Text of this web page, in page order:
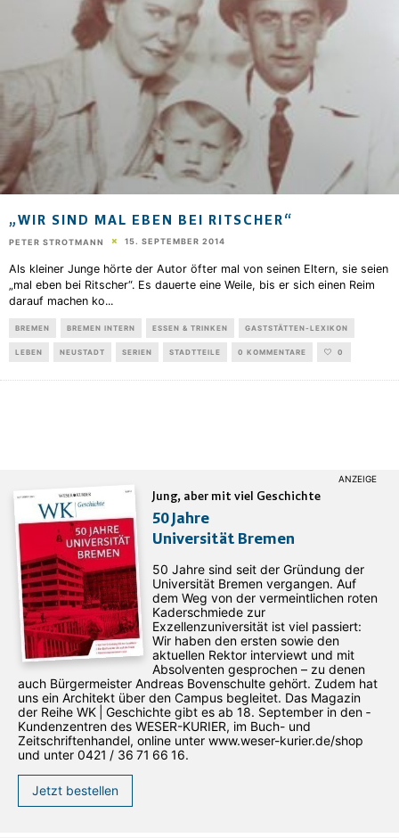
„WIR SIND MAL EBEN BEI RITSCHER“
PETER STROTMANN 15. SEPTEMBER 2014
Als kleiner Junge hörte der Autor öfter mal von seinen Eltern, sie seien
„mal eben bei Ritscher“. Es dauerte eine Weile, bis er sich einen Reim
darauf machen ko...
BREMEN BREMEN INTERN ESSEN & TRINKEN GASTSTÄTTEN-LEXIKON
LEBEN NEUSTADT SERIEN STADTTEILE 0 KOMMENTARE 0
Jung, aber mit viel Geschichte
50 Jahre
Universität Bremen
50 Jahre sind seit der Gründung der
Universität Bremen vergangen. Auf
dem Weg von der vermeintlichen roten
Kaderschmiede zur
Exzellenzuniversität ist viel passiert:
Wir haben den ersten sowie den
aktuellen Rektor interviewt und mit
Absolventen gesprochen – zu denen
auch Bürgermeister Andreas Bovenschulte gehört. Zudem hat
uns ein Architekt über den Campus begleitet. Das Magazin
der Reihe WK | Geschichte gibt es ab 18. September in den ­
Kundenzentren des WESER-­KURIER, im Buch- und
Zeitschriftenhandel, online unter www.weser-kurier.de/shop
und unter 0421 / 36 71 66 16.
Jetzt bestellen